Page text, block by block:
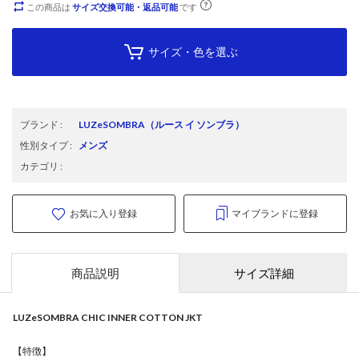
この商品は サイズ交換可能・返品可能です
サイズ・色を選ぶ
ブランド : LUZeSOMBRA （ルース イ ソンブラ）
性別タイプ: メンズ
カテゴリ :
お気に入り登録 マイブランドに登録
商品説明 サイズ詳細
LUZeSOMBRA CHIC INNER COTTON JKT
【特徴】